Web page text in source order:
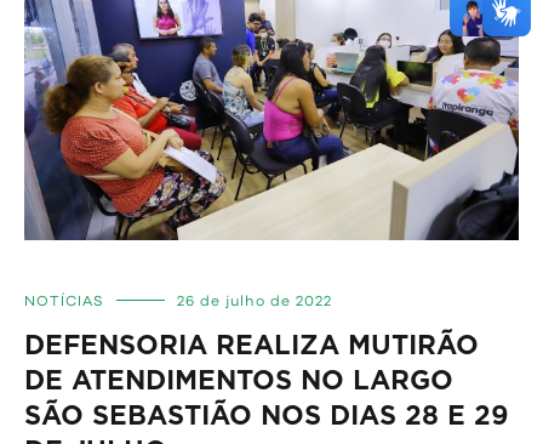
NOTÍCIAS 26 de julho de 2022
DEFENSORIA REALIZA MUTIRÃO
DE ATENDIMENTOS NO LARGO
SÃO SEBASTIÃO NOS DIAS 28 E 29